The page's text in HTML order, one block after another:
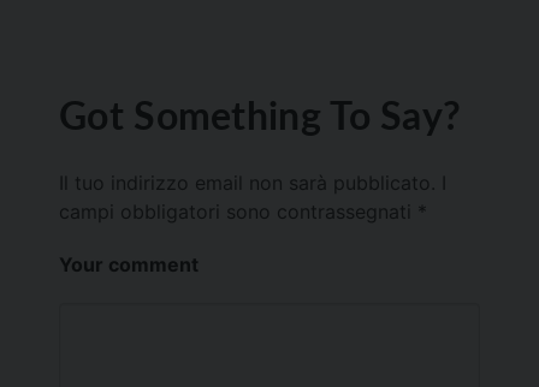
Got Something To Say?
Il tuo indirizzo email non sarà pubblicato.
campi obbligatori sono contrassegnati *
Your comment